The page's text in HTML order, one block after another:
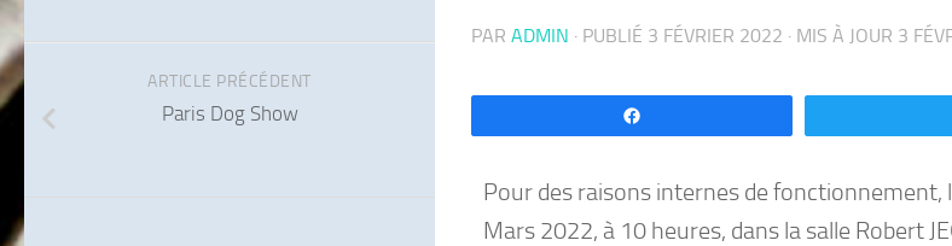
PAR ADMIN · PUBLIÉ 3 FÉVRIER 2022 · MIS À JOUR 3
Pour des raisons internes de fonctionnement,
Mars 2022, à 10 heures, dans la salle Robert
ARTICLE PRÉCÉDENT
Paris Dog Show